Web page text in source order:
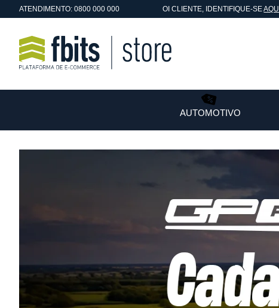
ATENDIMENTO: 0800 000 000 OICLIENTE, IDENTIFIQUE-SEAQUI
AUTOMOTIVO